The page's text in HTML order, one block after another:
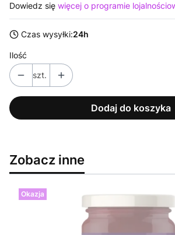
Dowiedz się więcej o programie
Czas wysyłki:24h
Ilość
szt.
Dodaj do koszyka
Zobacz inne
Okazja